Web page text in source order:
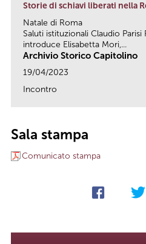
Storie di schiavi liberati nella
Natale di Roma
Saluti istituzionali Claudio Parisi
introduce Elisabetta Mori,...
Archivio Storico Capitolino
19/04/2023
Incontro
Sala stampa
Comunicato stampa